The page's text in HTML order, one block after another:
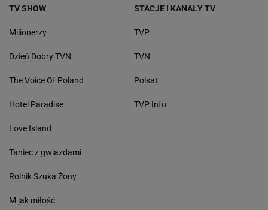
TV SHOW
Milionerzy
Dzień Dobry TVN
The Voice Of Poland
Hotel Paradise
Love Island
Taniec z gwiazdami
Rolnik Szuka Żony
M jak miłość
STACJE I KANAŁY TV
TVP
TVN
Polsat
TVP Info